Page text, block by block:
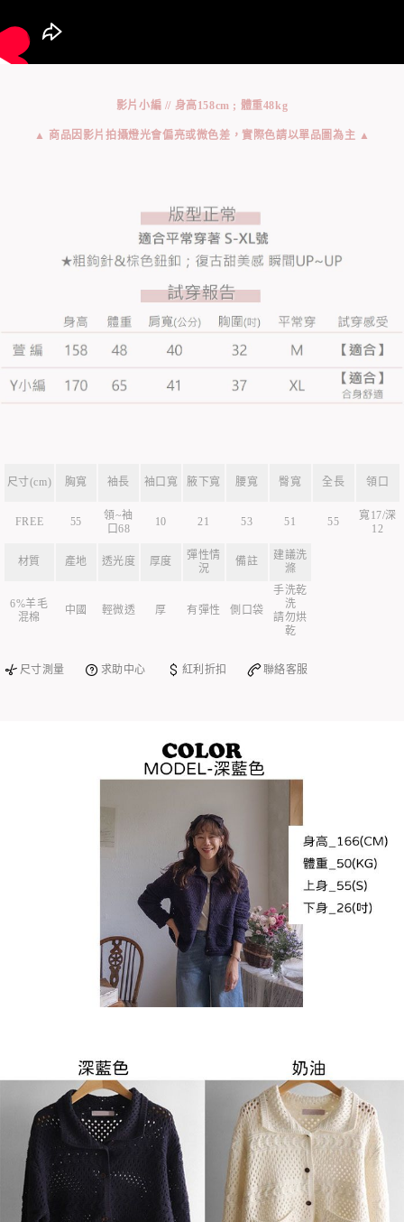
影片小編 // 身高158cm ; 體重48kg
▲ 商品因影片拍攝燈光會偏亮或微色差，實際色請以單品圖為主 ▲
尺寸(cm) 胸寬 袖長 袖口寬 腋下寬 腰寬 臀寬 全長 領口
FREE 55
領~袖
口68
10 21 53 51 55
寬17/深
12
材質 產地 透光度 厚度
彈性情
況
備註
建議洗
滌
6%羊毛
混棉
中國 輕微透 厚 有彈性 側口袋
手洗乾
洗
請勿烘
乾
尺寸測量 求助中心 紅利折扣 聯絡客服